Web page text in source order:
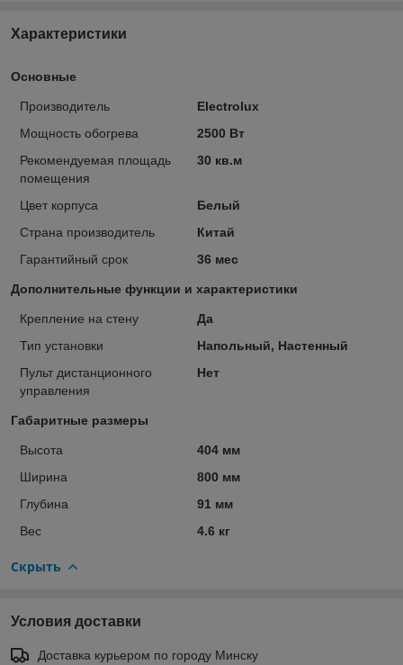
Характеристики
Основные
Производитель
Electrolux
Мощность обогрева
2500 Вт
Рекомендуемая площадь
помещения
30 кв.м
Цвет корпуса
Белый
Страна производитель
Китай
Гарантийный срок
36 мес
Дополнительные функции и характеристики
Крепление на стену
Да
Тип установки
Напольный, Настенный
Пульт дистанционного
управления
Нет
Габаритные размеры
Высота
404 мм
Ширина
800 мм
Глубина
91 мм
Вес
4.6 кг
Скрыть
Условия доставки
Доставка курьером по городу Минску